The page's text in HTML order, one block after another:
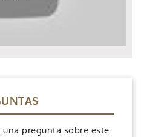
pregunta sobre este